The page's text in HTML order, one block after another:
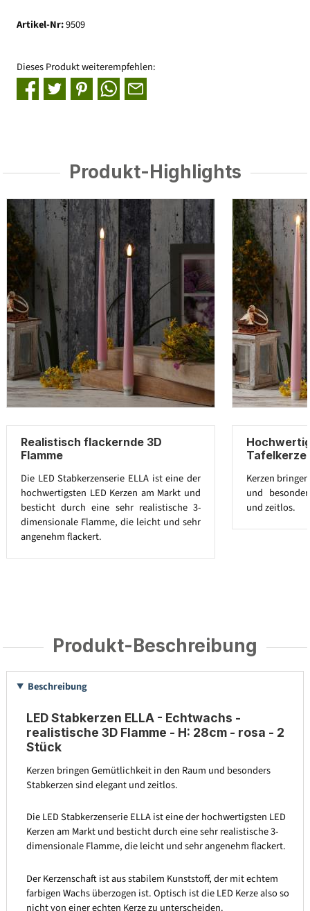
Artikel-Nr:9509
Dieses Produkt weiterempfehlen:
Produkt-Highlights
Realistisch flackernde 3D
Flamme
Die LED Stabkerzenserie ELLA ist eine der
hochwertigsten LED Kerzen am Markt und
besticht durch eine sehr realistische 3-
dimensionale Flamme, die leicht und sehr
angenehm flackert.
Kerzen
und
und zeitlos.
Produkt-Beschreibung
Beschreibung
LED Stabkerzen ELLA - Echtwachs -
realistische 3D Flamme - H: 28cm - rosa - 2
Stück
Kerzen bringen Gemütlichkeit in den Raum und besonders
Stabkerzen sind elegant und zeitlos.
Die LED Stabkerzenserie ELLA ist eine der hochwertigsten LED
Kerzen am Markt und besticht durch eine sehr realistische 3-
dimensionale Flamme, die leicht und sehr angenehm flackert.
Der Kerzenschaft ist aus stabilem Kunststoff, der mit echtem
farbigen Wachs überzogen ist. Optisch ist die LED Kerze also so
nicht von einer echten Kerze zu unterscheiden.